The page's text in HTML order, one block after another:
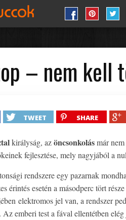
– nem kell
TWEET SHARE
királyság, azöncsonkolásmár
fejlesztése, mely nagyjából a
rendszere egy pazarnak
érintés esetén a másodperc tört
elektromos jel van, a rendszer
emberi test a fával ellentétben